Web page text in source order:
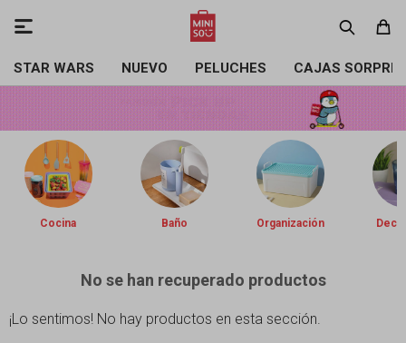
STAR WARS NUEVO PELUCHES CAJAS

Cocina Baño Organización
No se han recuperado productos
¡Lo sentimos! No hay productos en esta sección.